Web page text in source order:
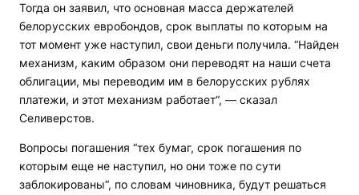
Тогда он заявил, что основная масса держателей
белорусских евробондов, срок выплаты по которым на
тот момент уже наступил, свои деньги получила. “Найден
механизм, каким образом они переводят на наши счета
облигации, мы переводим им в белорусских рублях
платежи, и этот механизм работает“, — сказал
Селиверстов.
Вопросы погашения “тех бумаг, срок погашения по
которым еще не наступил, но они тоже по сути
заблокированы“, по словам чиновника, будут решаться